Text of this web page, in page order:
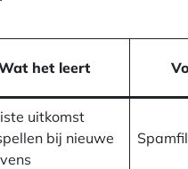
het leert
uitkomst
bij nieuwe